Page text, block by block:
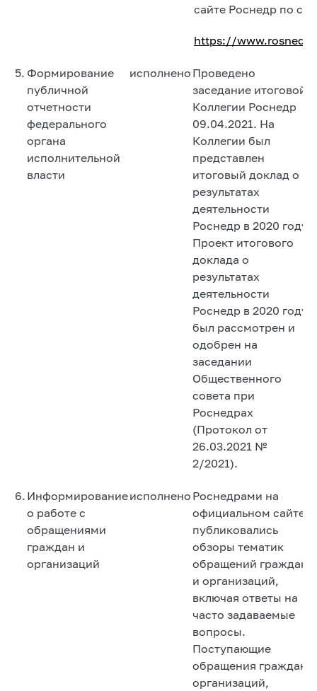
сайте Роснедр по
https://
5. Формирование
публичной
отчетности
федерального
органа
исполнительной
власти
исполнено Проведено
заседание итоговой
Коллегии Роснедр
09.04.2021. На
Коллегии был
представлен
итоговый доклад о
результатах
деятельности
Роснедр в 2020 году.
Проект итогового
доклада о
результатах
деятельности
Роснедр в 2020 году
был рассмотрен и
одобрен на
заседании
Общественного
совета при
Роснедрах
(Протокол от
26.03.2021 №
2/2021).
6. Информирование
о работе с
обращениями
граждан и
организаций
исполнено Роснедрами на
официальном сайте
публиковались
обзоры тематик
обращений граждан
и организаций,
включая ответы на
часто задаваемые
вопросы.
Поступающие
обращения граждан,
организаций,